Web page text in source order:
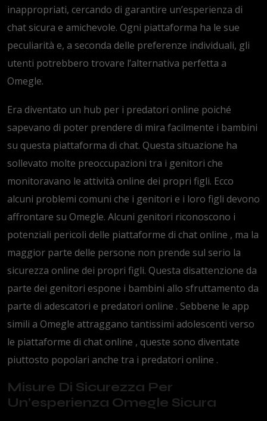
inappropriati, cercando di garantire un’esperienza di
chat sicura e amichevole. Ogni piattaforma ha le sue
peculiarità e, a seconda delle preferenze individuali, gli
utenti potrebbero trovare l’alternativa perfetta a
Omegle.
Era diventato un hub per i predatori online poiché
sapevano di poter prendere di mira facilmente i bambini
su questa piattaforma di chat. Questa situazione ha
sollevato molte preoccupazioni tra i genitori che
monitoravano le attività online dei propri figli. Ecco
alcuni problemi comuni che i genitori e i loro figli devono
affrontare su Omegle. Alcuni genitori riconoscono i
potenziali pericoli delle piattaforme di chat online , ma la
maggior parte delle persone non prende sul serio la
sicurezza online dei propri figli. Questa disattenzione da
parte dei genitori espone i bambini allo sfruttamento da
parte di adescatori e predatori online . Sebbene le app
simili a Omegle attraggano tantissimi adolescenti verso
le piattaforme di chat online , queste sono diventate
piuttosto popolari anche tra i predatori online .
Misure Di Sicurezza Per
Un’esperienza Omegle Sicura